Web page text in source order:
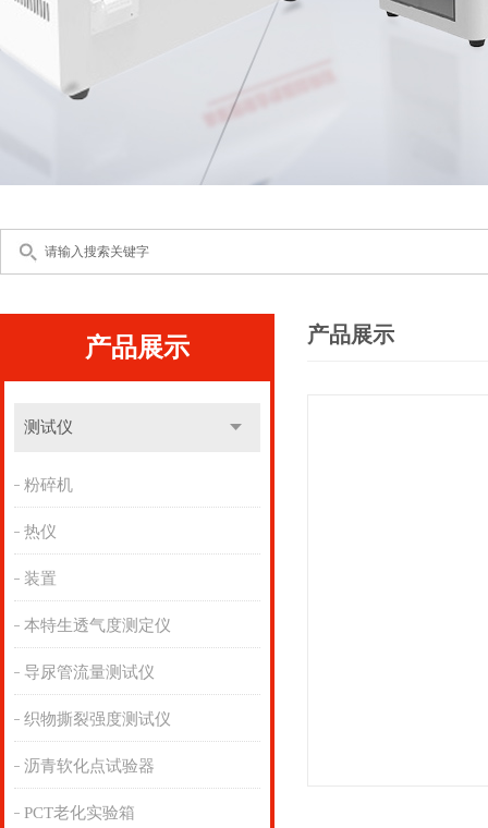
产品展示
测试仪
粉碎机
热仪
装置
本特生透气度测定仪
导尿管流量测试仪
织物撕裂强度测试仪
沥青软化点试验器
PCT老化实验箱
产品展示